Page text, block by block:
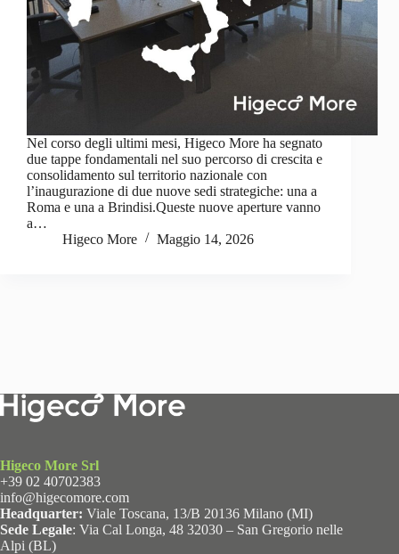
Nel corso degli ultimi mesi, Higeco More ha segnato
due tappe fondamentali nel suo percorso di crescita e
consolidamento sul territorio nazionale con
l’inaugurazione di due nuove sedi strategiche: una a
Roma e una a Brindisi.Queste nuove aperture vanno
a…
Higeco More
Maggio 14, 2026
Higeco More Srl
+39 02 40702383
info@higecomore.com
Headquarter: Viale Toscana, 13/B 20136 Milano (MI)
Sede Legale: Via Cal Longa, 48 32030 – San Gregorio nelle
Alpi (BL)